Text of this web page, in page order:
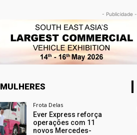
- Publicidade -
MULHERES
Frota Delas
Ever Express reforça
operações com 11
novos Mercedes-